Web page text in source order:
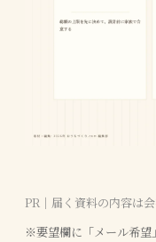
PR｜届く資料の内容は
※要望欄に「メール希望